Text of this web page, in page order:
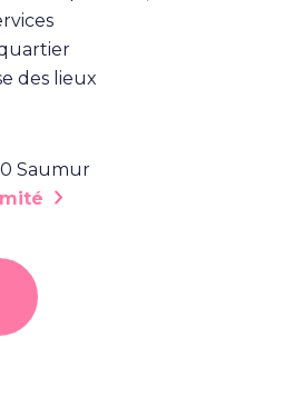
des lieux
Saumur